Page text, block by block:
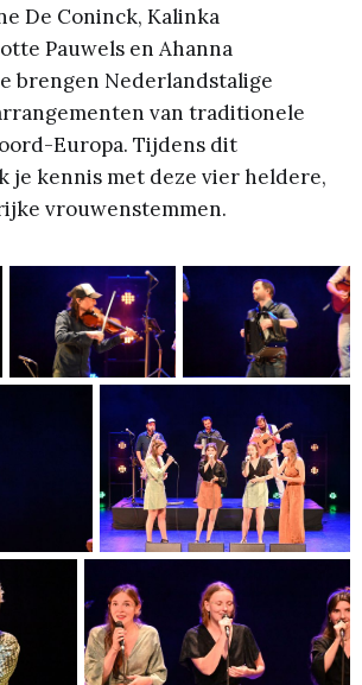
De Coninck, Kalinka
Pauwels en Ahanna
brengen Nederlandstalige
van traditionele
Europa. Tijdens dit
je kennis met deze vier heldere,
vrouwenstemmen.